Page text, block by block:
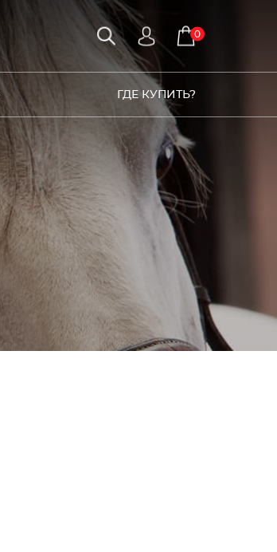
0
ГДЕ КУПИТЬ?